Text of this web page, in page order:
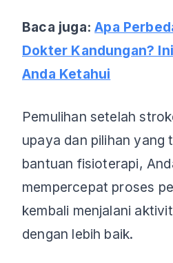
Baca juga:Apa
Dokter Kandungan?
Anda Ketahui
Pemulihan setelah
upaya dan pilihan yang
bantuan fisioterapi,
mempercepat proses
kembali menjalani
dengan lebih baik.